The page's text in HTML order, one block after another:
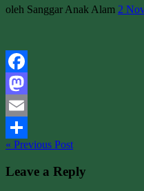
oleh Sanggar Anak Alam 2
Facebook
Mastodon
Email
Share
« Previous Post
Leave a Reply